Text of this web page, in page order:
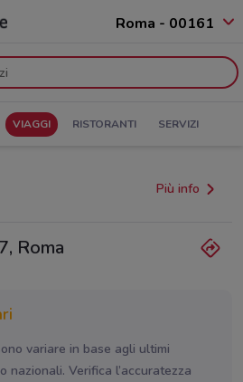
Roma - 00161
VIAGGI RISTORANTI SERVIZI
Più info
Roma
variare in base agli ultimi
nazionali. Verifica l’accuratezza